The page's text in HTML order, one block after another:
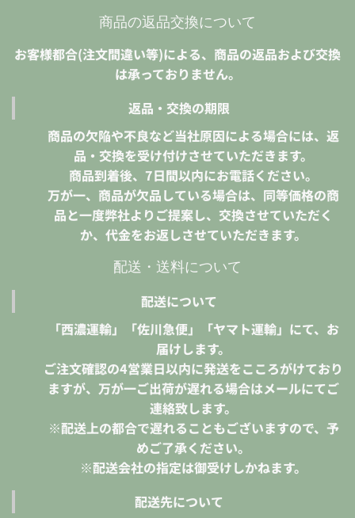
商品の返品交換について
お客様都合(注文間違い等)による、商品の返品および交換
は承っておりません。
返品・交換の期限
商品の欠陥や不良など当社原因による場合には、返
品・交換を受け付けさせていただきます。
商品到着後、7日間以内にお電話ください。
万が一、商品が欠品している場合は、同等価格の商
品と一度弊社よりご提案し、交換させていただく
か、代金をお返しさせていただきます。
配送・送料について
配送について
「西濃運輸」「佐川急便」「ヤマト運輸」にて、お
届けします。
ご注文確認の4営業日以内に発送をこころがけており
ますが、万が一ご出荷が遅れる場合はメールにてご
連絡致します。
※配送上の都合で遅れることもございますので、予
めご了承ください。
※配送会社の指定は御受けしかねます。
配送先について